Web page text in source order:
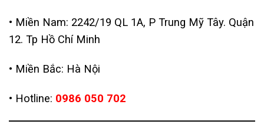
• Miền Nam: 2242/19 QL 1A, P Trung Mỹ Tây. Quận
12. Tp Hồ Chí Minh
• Miền Bắc: Hà Nội
• Hotline: 0986 050 702